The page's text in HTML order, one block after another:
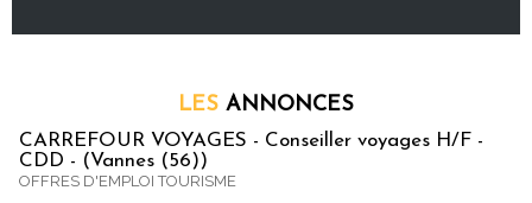
LES ANNONCES
CARREFOUR VOYAGES - Conseiller voyages H/F -
CDD - (Vannes (56))
OFFRES D'EMPLOI TOURISME